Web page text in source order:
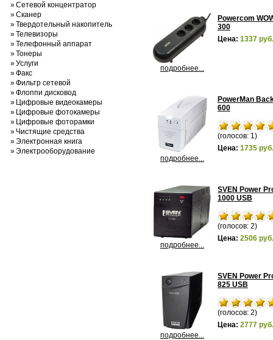
»Сетевой концентратор
»Сканер
»Твердотельный накопитель
»Телевизоры
»Телефонный аппарат
»Тонеры
»Услуги
»Факс
»Фильтр сетевой
»Флоппи дисковод
» Цифровые видеокамеры
» Цифровые фотокамеры
» Цифровые фоторамки
» Чистящие средства
»Электронная книга
»Электрооборудование
подробнее...
Powercom
300
Цена: 1337 руб.
подробнее...
PowerMan
600
(голосов: 1)
Цена: 1735 руб.
подробнее...
SVEN Power
1000 USB
(голосов: 2)
Цена: 2506 руб.
подробнее...
SVEN Power
825 USB
(голосов: 2)
Цена: 2777 руб.